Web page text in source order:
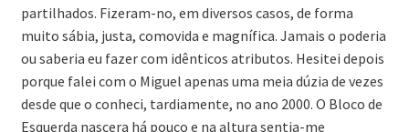
partilhados. Fizeram-no, em diversos casos, de forma
muito sábia, justa, comovida e magnífica. Jamais o poderia
ou saberia eu fazer com idênticos atributos. Hesitei depois
porque falei com o Miguel apenas uma meia dúzia de vezes
desde que o conheci, tardiamente, no ano 2000. O Bloco de
Esquerda nascera há pouco e na altura sentia-me